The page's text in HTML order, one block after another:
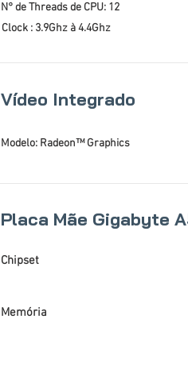
N° de Threads de CPU: 12
Clock : 3.9Ghz à 4.4Ghz
Vídeo Integrado
Modelo: Radeon™ Graphics
Placa Mãe Gigabyte
Chipset
Memória